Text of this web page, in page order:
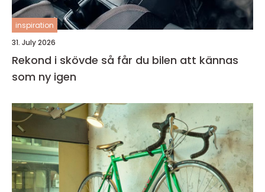
inspiration
31. July 2026
Rekond i skövde så får du bilen att kännas
som ny igen